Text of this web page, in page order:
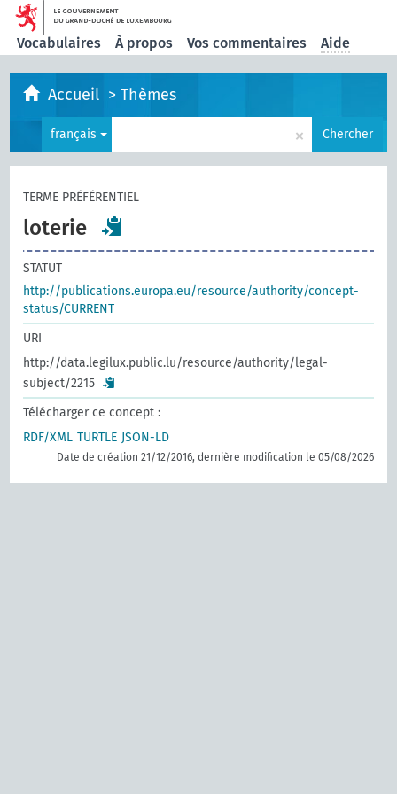
Vocabulaires À propos Vos commentaires Aide
Accueil >Thèmes
français × Chercher
TERME PRÉFÉRENTIEL
loterie
STATUT
http://publications.europa.eu/resource/authority/concept-
status/CURRENT
URI
http://data.legilux.public.lu/resource/authority/legal-
subject/2215
Télécharger ce concept :
RDF/XML TURTLE JSON-LD
Date de création 21/12/2016, dernière modification le 05/08/2026